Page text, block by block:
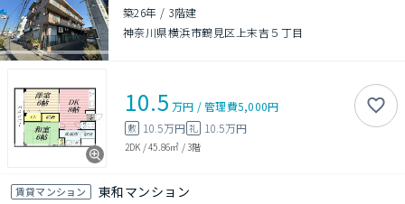
築26年 / 3階建
神奈川県横浜市鶴見区上末吉５丁目
10.5 万円 /管理費5,000円
敷 10.5万円 礼 10.5万円
2DK /45.86㎡ /3階
賃貸マンション 東和マンション